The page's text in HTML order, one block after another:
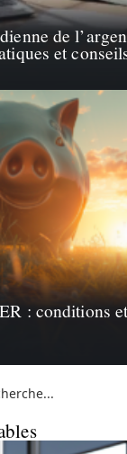
de
et
: conditions